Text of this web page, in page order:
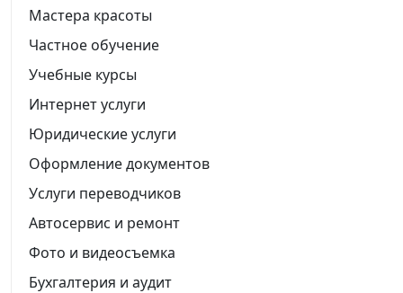
Мастера красоты
Частное обучение
Учебные курсы
Интернет услуги
Юридические услуги
Оформление документов
Услуги переводчиков
Автосервис и ремонт
Фото и видеосъемка
Бухгалтерия и аудит